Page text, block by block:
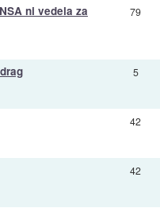
ni vedela za 79
5
42
42